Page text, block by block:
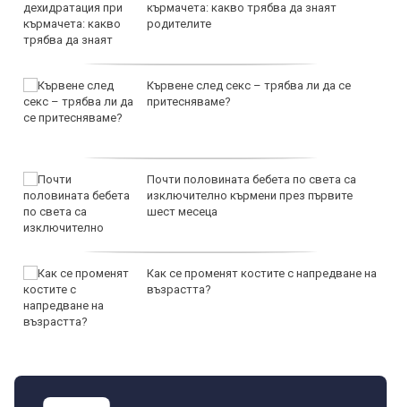
кърмачета: какво трябва да знаят
родителите
Кървене след секс – трябва ли да се
притесняваме?
Почти половината бебета по света са
изключително кърмени през първите
шест месеца
Как се променят костите с напредване на
възрастта?